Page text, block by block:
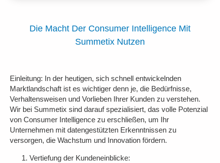
Die Macht Der Consumer Intelligence Mit
Summetix Nutzen
Einleitung: In der heutigen, sich schnell entwickelnden
Marktlandschaft ist es wichtiger denn je, die Bedürfnisse,
Verhaltensweisen und Vorlieben Ihrer Kunden zu verstehen.
Wir bei Summetix sind darauf spezialisiert, das volle Potenzial
von Consumer Intelligence zu erschließen, um Ihr
Unternehmen mit datengestützten Erkenntnissen zu
versorgen, die Wachstum und Innovation fördern.
Vertiefung der Kundeneinblicke: